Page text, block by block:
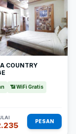
COUNTRY
📶 WiFi Gratis
PESAN